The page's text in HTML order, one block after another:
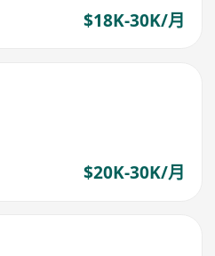
$18K-30K/月
$20K-30K/月